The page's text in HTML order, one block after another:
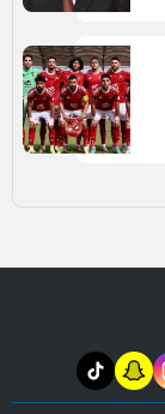
snapchat
tiktok